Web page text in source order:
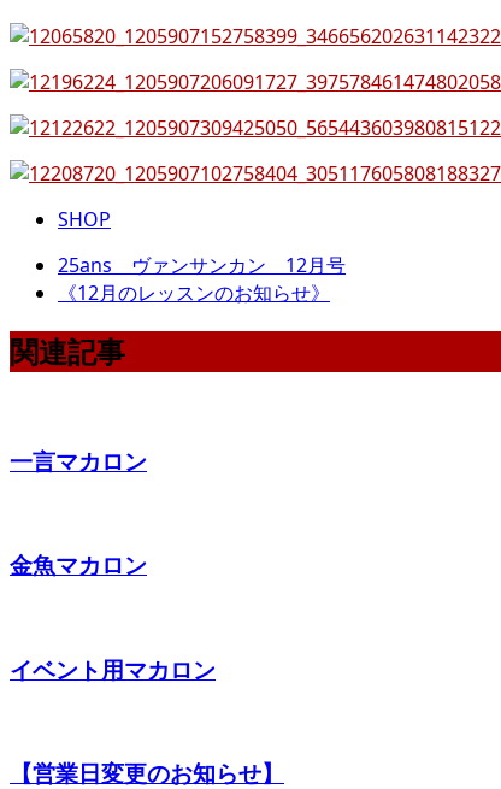
SHOP
25ans ヴァンサンカン 12月号
《12月のレッスンのお知らせ》
関連記事
一言マカロン
金魚マカロン
イベント用マカロン
【営業日変更のお知らせ】